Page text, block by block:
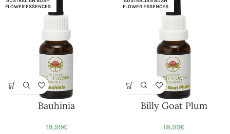
FLOWER ESSENCES
Bauhinia
18,99€
FLOWER ESSENCES
Billy Goat Plum
18,99€